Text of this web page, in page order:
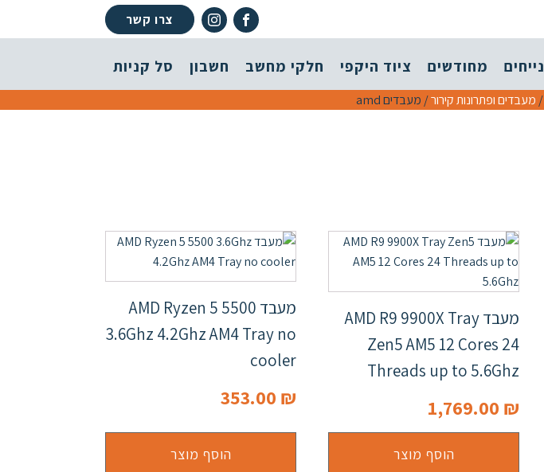
צרו קשר
נייחים מחודשים ציוד היקפי חלקי מחשב חשבון סל קניות
/ מעבדים ופתרונות קירור/ מעבדים amd
מעבד AMD R9 9900X Tray
Zen5 AM5 12 Cores 24
Threads up to 5.6Ghz
1,769.00 ₪
הוסף מוצר
מעבד AMD Ryzen 5 5500
3.6Ghz 4.2Ghz AM4 Tray no
cooler
353.00 ₪
הוסף מוצר